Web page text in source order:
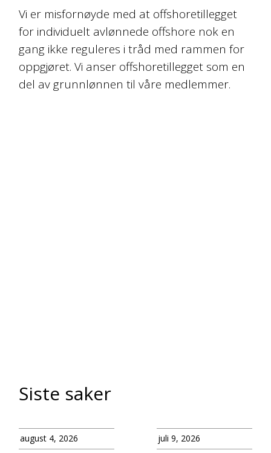
Vi er misfornøyde med at offshoretillegget
for individuelt avlønnede offshore nok en
gang ikke reguleres i tråd med rammen for
oppgjøret. Vi anser offshoretillegget som en
del av grunnlønnen til våre medlemmer.
Siste saker
august 4, 2026 juli 9, 2026